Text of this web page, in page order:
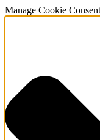
Manage Cookie Consent